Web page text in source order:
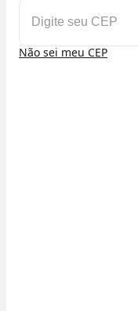
Não sei meu CEP